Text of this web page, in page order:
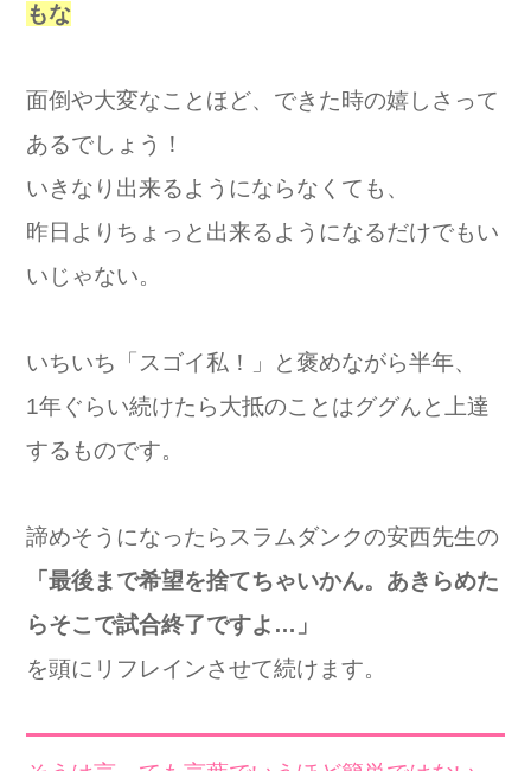
もな
面倒や大変なことほど、できた時の嬉しさって
あるでしょう！
いきなり出来るようにならなくても、
昨日よりちょっと出来るようになるだけでもい
いじゃない。
いちいち「スゴイ私！」と褒めながら半年、
1年ぐらい続けたら大抵のことはググんと上達
するものです。
諦めそうになったらスラムダンクの安西先生の
「最後まで希望を捨てちゃいかん。 あきらめた
らそこで試合終了ですよ…」
を頭にリフレインさせて続けます。